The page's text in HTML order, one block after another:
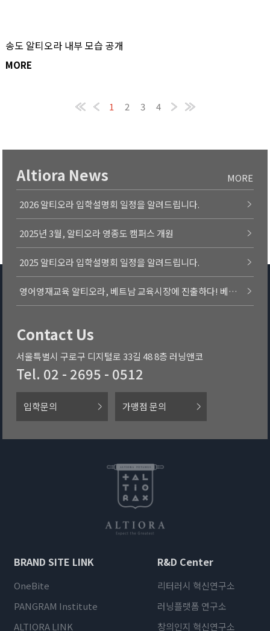
송도 알티오라 내부 모습 공개
MORE
1 2 3 4
Altiora News MORE
2026 알티오라 입학설명회 일정을 알려드립니다.
2025년 3월, 알티오라 영종도 캠퍼스 개원
2025 알티오라 입학설명회 일정을 알려드립니다.
영어영재교육 알티오라, 베트남 교육시장에 진출하다! 베트남 1, 2호 캠퍼스 오픈 확정.
Contact Us
서울특별시 구로구 디지털로 33길 48 8층 러닝앤코
Tel. 02 - 2695 - 0512
입학문의 가맹점 문의
BRAND SITE LINK
OneBite
PANGRAM Institute
ALTIORA LINK
R&D Center
리터러시 혁신연구소
러닝플랫폼 연구소
창의인지 혁신연구소